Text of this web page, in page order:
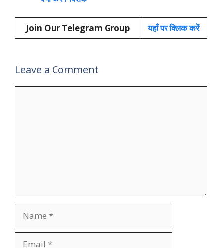
Join Our Telegram Group यहाँ पर क्लिक करें
Leave a Comment